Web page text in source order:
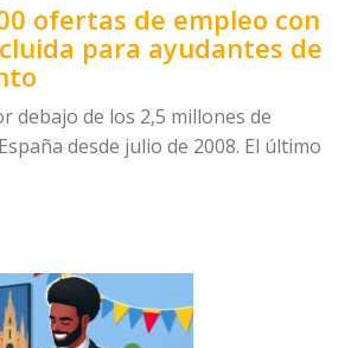
ofertas de empleo con
para ayudantes de
debajo de los 2,5 millones de
desde julio de 2008. El último